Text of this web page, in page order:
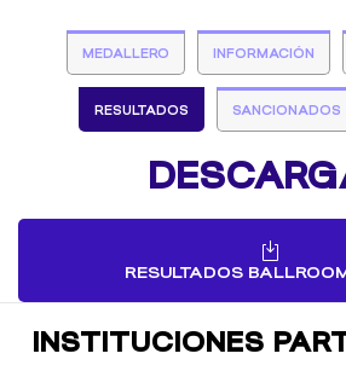
MEDALLERO INFORMACIÓN
RESULTADOS SANCIONADOS
RESULTADOS
INSTITUCIONES